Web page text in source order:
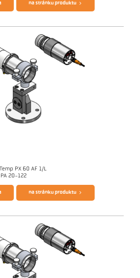
na stránku produktu
PX 60 AF 1/L
20-122
PX Questionnaire Radiation Pyrometers
na stránku produktu